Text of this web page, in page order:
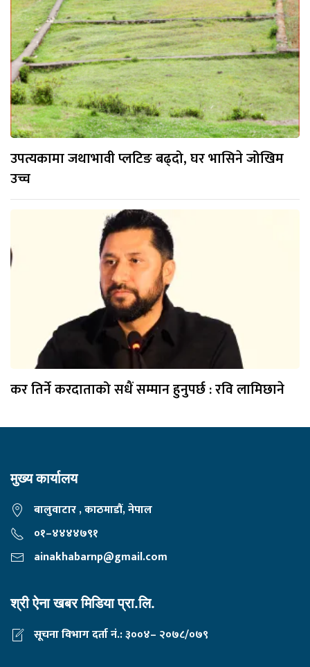
उपत्यकामा जथाभावी प्लटिङ बढ्दो, घर भासिने जोखिम
उच्च
कर तिर्ने करदाताको सधैं सम्मान हुनुपर्छ : रवि लामिछाने
मुख्य कार्यालय
बालुवाटार , काठमाडौं, नेपाल
०१–४४४४७९१
ainakhabarnp@gmail.com
श्री ऐना खबर मिडिया प्रा.लि.
सूचना विभाग दर्ता नं.: ३००४– २०७८/०७९